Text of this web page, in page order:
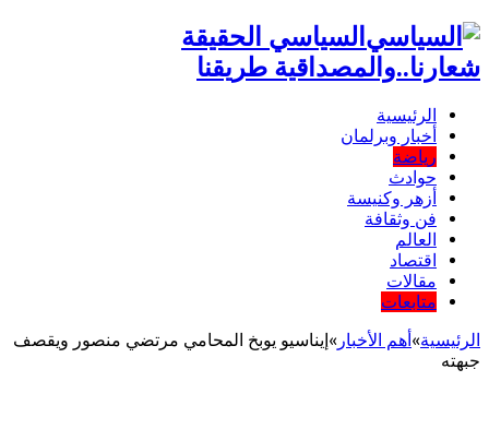
السياسي الحقيقة
شعارنا..والمصداقية طريقنا
الرئيسية
أخبار وبرلمان
رياضة
حوادث
أزهر وكنيسة
فن وثقافة
العالم
اقتصاد
مقالات
متابعات
الرئيسية»أهم اﻷخبار »إيناسيو يوبخ المحامي مرتضي منصور ويقصف
جبهته